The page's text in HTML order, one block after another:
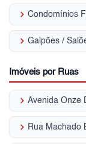
keyboard_arrow_right Condomínios
keyboard_arrow_right Galpões /
Imóveis por Ruas
keyboard_arrow_right Avenida Onze
keyboard_arrow_right Rua Machado